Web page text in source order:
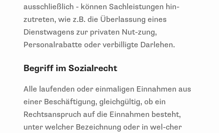
ausschließlich - können Sachleistungen hin-
zutreten, wie z.B. die Überlassung eines
Dienstwagens zur privaten Nut-zung,
Personalrabatte oder verbilligte Darlehen.
Begriff im Sozialrecht
Alle laufenden oder einmaligen Einnahmen aus
einer Beschäftigung, gleichgültig, ob ein
Rechtsanspruch auf die Einnahmen besteht,
unter welcher Bezeichnung oder in wel-cher